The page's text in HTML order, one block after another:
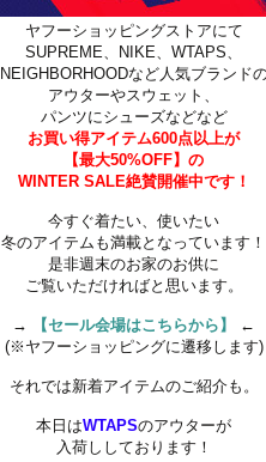
ヤフーショッピングストアにて
SUPREME、NIKE、WTAPS、
NEIGHBORHOODなど人気ブランド
アウターやスウェット、
パンツにシューズなどなど
お買い得アイテム600点以上が
【最大50%OFF】の
WINTER SALE絶賛開催中です！
今すぐ着たい、使いたい
冬のアイテムも満載となっています！
是非週末のお家のお供に
ご覧いただければと思います。
→ 【セール会場はこちらから】
←
(※ヤフーショッピングに遷移します)
それでは新着アイテムのご紹介も。
本日はWTAPSのアウターが
入荷ししております！